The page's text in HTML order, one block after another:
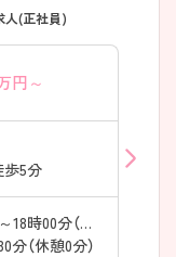
人(正社員)
円～
歩5分
月・火・水・金曜日:08時30分～18時00分（休憩60分）
（休憩0分）